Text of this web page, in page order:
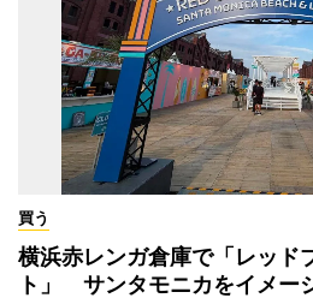
買う
横浜赤レンガ倉庫で「レッド
ト」 サンタモニカをイメー